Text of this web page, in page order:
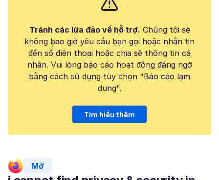
Tránh các lừa đảo về hỗ trợ. Chúng tôi sẽ
không bao giờ yêu cầu bạn gọi hoặc nhắn tin
đến số điện thoại hoặc chia sẻ thông tin cá
nhân. Vui lòng báo cáo hoạt động đáng ngờ
bằng cách sử dụng tùy chọn "Báo cáo lạm
dụng".
Tìm hiểu thêm
Mở